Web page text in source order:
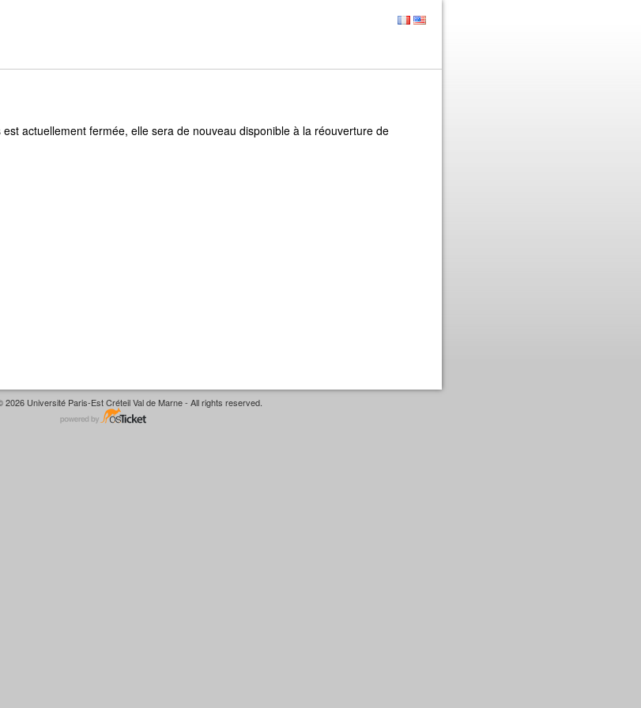
actuellement fermée, elle sera de nouveau disponible à la réouverture de
2026 Université Paris-Est Créteil Val de Marne - All rights reserved.